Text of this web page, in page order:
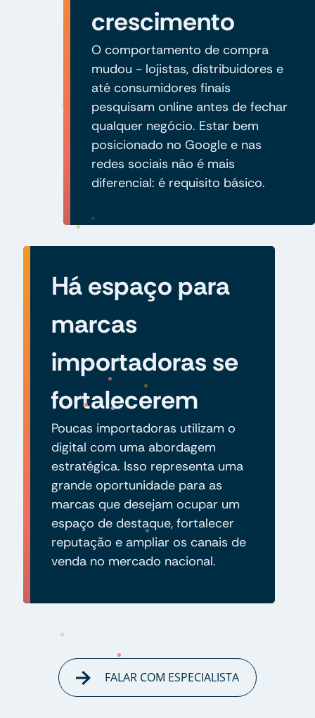
crescimento
O comportamento de compra
mudou - lojistas, distribuidores e
até consumidores finais
pesquisam online antes de fechar
qualquer negócio. Estar bem
posicionado no Google e nas
redes sociais não é mais
diferencial: é requisito básico.
Há espaço para
marcas
importadoras se
fortalecerem
Poucas importadoras utilizam o
digital com uma abordagem
estratégica. Isso representa uma
grande oportunidade para as
marcas que desejam ocupar um
espaço de destaque, fortalecer
reputação e ampliar os canais de
venda no mercado nacional.
FALAR COM ESPECIALISTA